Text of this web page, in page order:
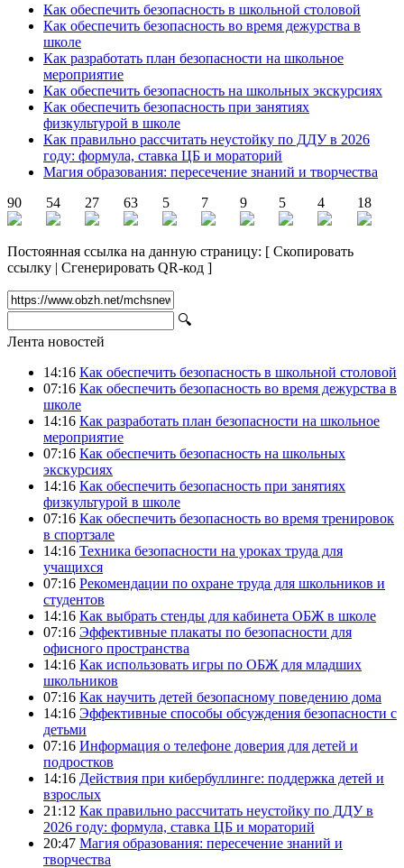
Как обеспечить безопасность в школьной столовой
Как обеспечить безопасность во время дежурства в
школе
Как разработать план безопасности на школьное
мероприятие
Как обеспечить безопасность на школьных экскурсиях
Как обеспечить безопасность при занятиях
физкультурой в школе
Как правильно рассчитать неустойку по ДДУ в 2026
году: формула, ставка ЦБ и мораторий
Магия образования: пересечение знаний и творчества
90
54 27 63 5 7 9 5 4 18
Постоянная ссылка на данную страницу: [ Скопировать
ссылку | Сгенерировать QR-код ]
🔍
Лента новостей
14:16 Как обеспечить безопасность в школьной столовой
07:16 Как обеспечить безопасность во время дежурства в
школе
14:16 Как разработать план безопасности на школьное
мероприятие
07:16 Как обеспечить безопасность на школьных
экскурсиях
14:16 Как обеспечить безопасность при занятиях
физкультурой в школе
07:16 Как обеспечить безопасность во время тренировок
в спортзале
14:16 Техника безопасности на уроках труда для
учащихся
07:16 Рекомендации по охране труда для школьников и
студентов
14:16 Как выбрать стенды для кабинета ОБЖ в школе
07:16 Эффективные плакаты по безопасности для
офисного пространства
14:16 Как использовать игры по ОБЖ для младших
школьников
07:16 Как научить детей безопасному поведению дома
14:16 Эффективные способы обсуждения безопасности с
детьми
07:16 Информация о телефоне доверия для детей и
подростков
14:16 Действия при кибербуллинге: поддержка детей и
взрослых
21:12 Как правильно рассчитать неустойку по ДДУ в
2026 году: формула, ставка ЦБ и мораторий
20:47 Магия образования: пересечение знаний и
творчества